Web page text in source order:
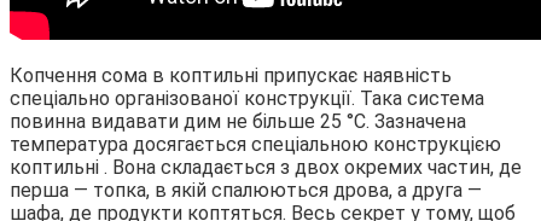
Копчення сома в коптильні припускає наявність
спеціально організованої конструкції. Така система
повинна видавати дим не більше 25 °С. Зазначена
температура досягається спеціальною конструкцією
коптильні . Вона складається з двох окремих частин, де
перша — топка, в якій спалюються дрова, а друга —
шафа, де продукти коптяться. Весь секрет у тому, щоб